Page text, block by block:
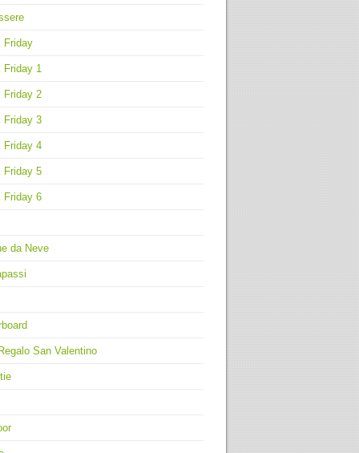
Friday
Friday 1
Friday 2
Friday 3
Friday 4
Friday 5
Friday 6
da Neve
San Valentino